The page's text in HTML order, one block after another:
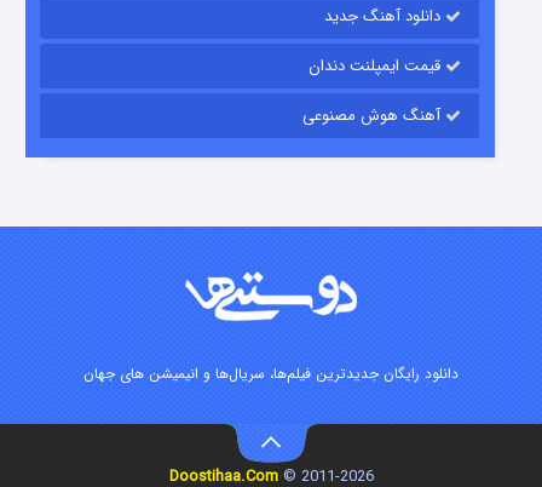
این دریا طغیان خواهد کرد
دانلود آهنگ جدید
قیمت ایمپلنت دندان
آهنگ هوش مصنوعی
دانلود رایگان جدیدترین فیلم‌ها، سریال‌ها و انیمیشن های جهان
2011-2026 ©
Doostihaa.Com